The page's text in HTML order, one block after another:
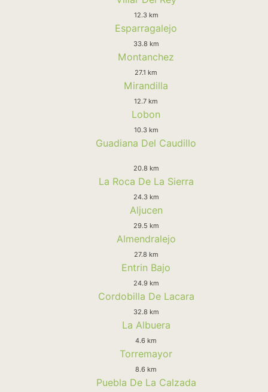
12.3 km
Esparragalejo
33.8 km
Montanchez
27.1 km
Mirandilla
12.7 km
Lobon
10.3 km
Guadiana Del Caudillo
20.8 km
La Roca De La Sierra
24.3 km
Aljucen
29.5 km
Almendralejo
27.8 km
Entrin Bajo
24.9 km
Cordobilla De Lacara
32.8 km
La Albuera
4.6 km
Torremayor
8.6 km
Puebla De La Calzada